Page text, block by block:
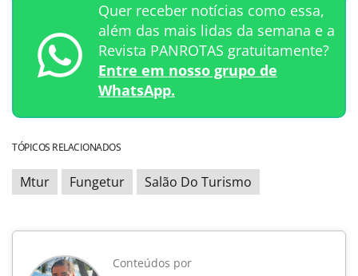
Quer receber notícias como essa,
além das mais lidas da semana e a
Revista PANROTAS gratuitamente?
Entre em nosso grupo de
WhatsApp.
TÓPICOS RELACIONADOS
Mtur Fungetur Salão Do Turismo
Conteúdos por